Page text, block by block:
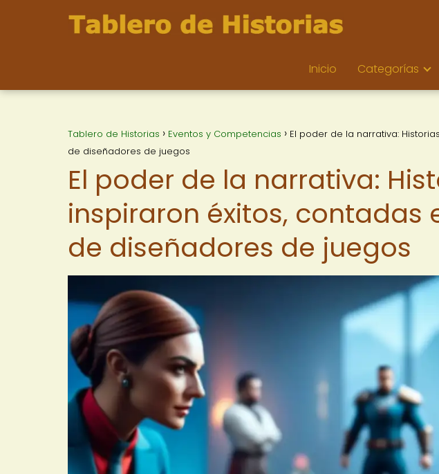
Inicio Categorías
Tablero de Historias Eventos y Competencias
El poder de la narrativa:
de diseñadores de juegos
El poder de la narrativa:
inspiraron éxitos, contadas
de diseñadores de juegos